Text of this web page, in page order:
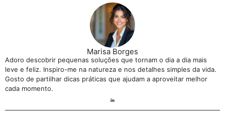
Marisa Borges
Adoro descobrir pequenas soluções que tornam o dia a dia mais
leve e feliz. Inspiro-me na natureza e nos detalhes simples da vida.
Gosto de partilhar dicas práticas que ajudam a aproveitar melhor
cada momento.